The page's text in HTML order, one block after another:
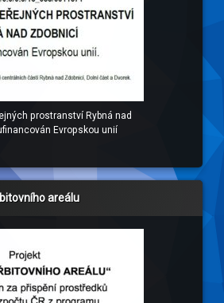
prostranství Rybná nad
Evropskou unií
areálu